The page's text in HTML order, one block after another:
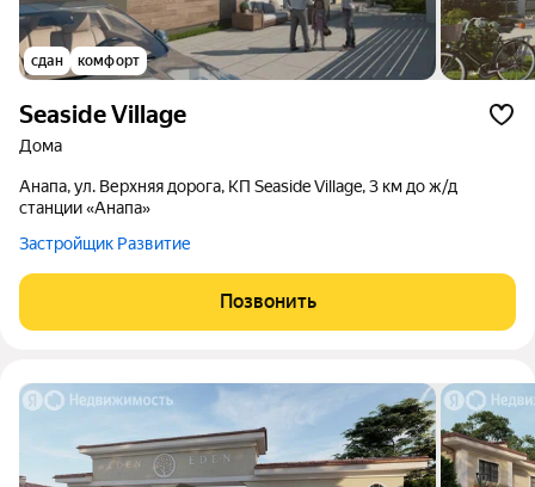
сдан комфорт
Seaside Village
дома
Анапа, ул. Верхняя дорога, КП Seaside Village, 3 км до ж/д
станции «Анапа»
Застройщик Развитие
Позвонить